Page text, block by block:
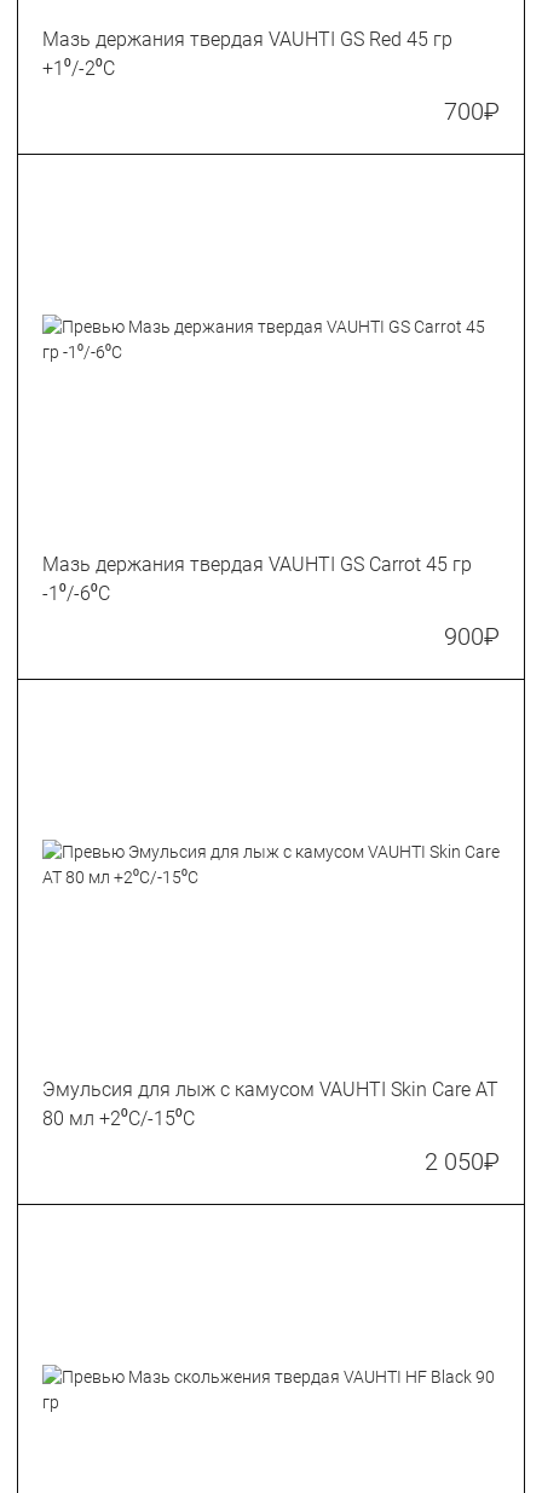
Мазь держания твердая VAUHTI GS Red 45 гр
+1⁰/-2⁰C
700₽
Мазь держания твердая VAUHTI GS Carrot 45 гр
-1⁰/-6⁰C
900₽
Эмульсия для лыж с камусом VAUHTI Skin Care AT
80 мл +2⁰C/-15⁰C
2 050₽